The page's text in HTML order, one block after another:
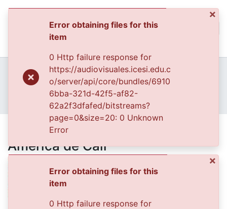
All of DSpace
Statistics
Home
Archivo del Patrimonio Fotográfico y Fílmico del Valle del Cauca
Fondo Fotográfico Diario Occidente
Deportes
FFDO - Rincón del América - Patrimonial
Preparador físico del equipo América de Cali
Preparador físico del equipo
América de Cali
×
Error obtaining files for this
item
0 Http failure response for
https://audiovisuales.icesi.edu.c
o/server/api/core/bundles/6910
6bba-321d-42f5-af82-
62a2f3dfafed/bitstreams?
page=0&size=20: 0 Unknown
Error
×
Error obtaining files for this
item
0 Http failure response for